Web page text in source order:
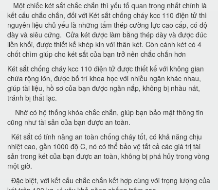
Một chiếc két sắt chắc chắn thì yếu tố quan trọng nhất chính là
kết cấu chắc chắn, đối với Két sắt chống cháy kcc 110 điện tử thì
nguyên liệu chủ yếu là những tấm thép cường lực cao cấp, có độ
dày và siêu cứng. Cửa két được làm bằng thép dày và được đúc
liền khối, được thiết kế khép kin với thân két. Còn cánh két có 4
chốt chìm giúp cho két sắt của bạn trở nên chắc chắn hơn
Két sắt chống cháy kcc 110 điện tử được thiết kế với không gian
chứa rộng lớn, được bố trí khoa học với nhiều ngăn khác nhau,
giúp tài liệu, hồ sơ của bạn được ngăn nắp, không bị nhàu nát,
tránh bị thất lạc.
Nhờ có hệ thống khóa chắc chắn, giúp bạn bảo mật thông tin
cũng như tài sản của bạn được an toàn.
Két sắt có tính năng an toàn chống cháy tốt, có khả năng chịu
nhiệt cao, gần 1000 độ C, nó có thể bảo vệ tất cả các giá trị tài
sản trong két của bạn được an toàn, không bị phá hủy trong vòng
một giờ.
Đặc biệt, với kết cấu chắc chắn kết hợp cùng với trọng lượng của